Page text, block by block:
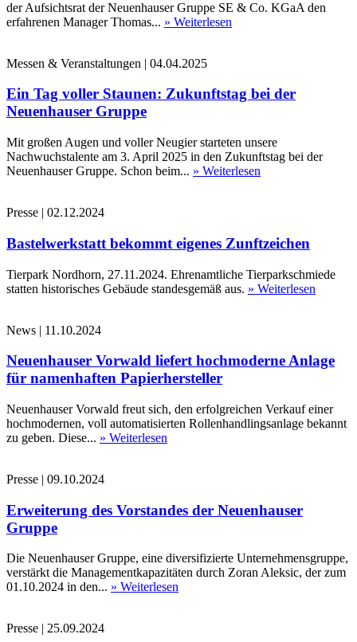
der Aufsichtsrat der Neuenhauser Gruppe SE & Co. KGaA den
erfahrenen Manager Thomas... » Weiterlesen
Messen & Veranstaltungen | 04.04.2025
Ein Tag voller Staunen: Zukunftstag bei der
Neuenhauser Gruppe
Mit großen Augen und voller Neugier starteten unsere
Nachwuchstalente am 3. April 2025 in den Zukunftstag bei der
Neuenhauser Gruppe. Schon beim... » Weiterlesen
Presse | 02.12.2024
Bastelwerkstatt bekommt eigenes Zunftzeichen
Tierpark Nordhorn, 27.11.2024. Ehrenamtliche Tierparkschmiede
statten historisches Gebäude standesgemäß aus. » Weiterlesen
News | 11.10.2024
Neuenhauser Vorwald liefert hochmoderne Anlage
für namenhaften Papierhersteller
Neuenhauser Vorwald freut sich, den erfolgreichen Verkauf einer
hochmodernen, voll automatisierten Rollenhandlingsanlage bekannt
zu geben. Diese... » Weiterlesen
Presse | 09.10.2024
Erweiterung des Vorstandes der Neuenhauser
Gruppe
Die Neuenhauser Gruppe, eine diversifizierte Unternehmensgruppe,
verstärkt die Managementkapazitäten durch Zoran Aleksic, der zum
01.10.2024 in den... » Weiterlesen
Presse | 25.09.2024